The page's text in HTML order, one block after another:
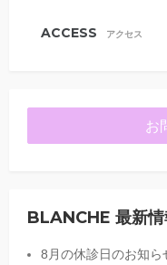
ACCESS アクセス
お
BLANCHE 最新情
8月の休診日のお知ら